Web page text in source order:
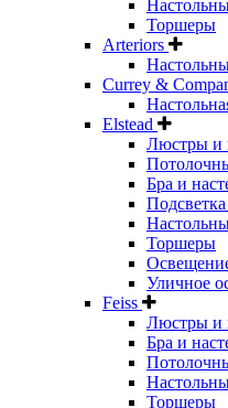
Торшеры
Arteriors
Currey &
Elstead
Люстры и
Бра и
Торшеры
Уличное
Feiss
Люстры и
Бра и
Торшеры